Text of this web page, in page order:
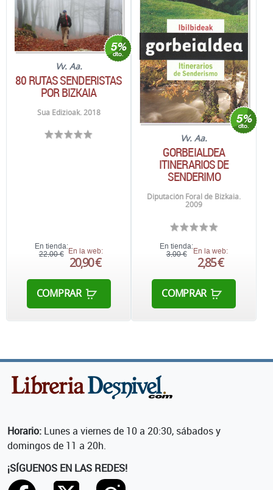
Vv. Aa.
80 RUTAS SENDERISTAS
POR BIZKAIA
Sua Edizioak. 2018
En tienda:
22,00 € En la web:
20,90 €
COMPRAR
Vv. Aa.
GORBEIALDEA
ITINERARIOS DE
SENDERIMO
Diputación Foral de Bizkaia.
2009
En tienda:
3,00 €
En la web:
2,85 €
COMPRAR
Horario: Lunes a viernes de 10 a 20:30, sábados y
domingos de 11 a 20h.
¡SÍGUENOS EN LAS REDES!